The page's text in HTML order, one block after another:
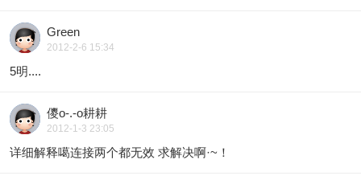
Green
2012-2-6 15:34
5明....
儍o-.-o耕耕
2012-1-3 23:05
详细解释噶连接两个都无效 求解决啊·~！